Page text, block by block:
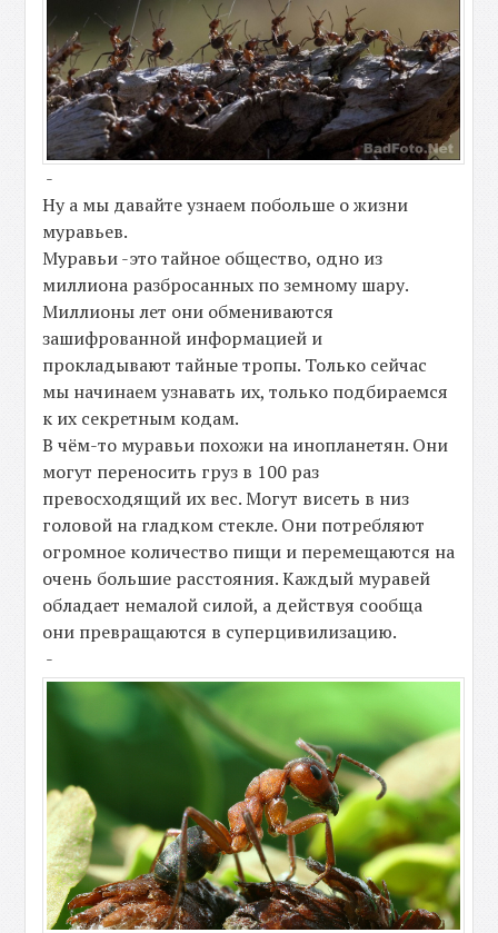
-
Ну а мы давайте узнаем побольше о жизни
муравьев.
Муравьи -это тайное общество, одно из
миллиона разбросанных по земному шару.
Миллионы лет они обмениваются
зашифрованной информацией и
прокладывают тайные тропы. Только сейчас
мы начинаем узнавать их, только подбираемся
к их секретным кодам.
В чём-то муравьи похожи на инопланетян. Они
могут переносить груз в 100 раз
превосходящий их вес. Могут висеть в низ
головой на гладком стекле. Они потребляют
огромное количество пищи и перемещаются на
очень большие расстояния. Каждый муравей
обладает немалой силой, а действуя сообща
они превращаются в суперцивилизацию.
-